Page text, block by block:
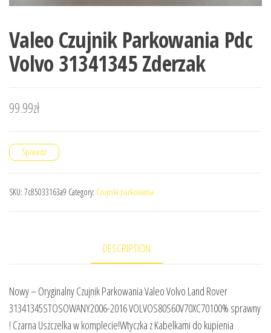
Valeo Czujnik Parkowania Pdc
Volvo 31341345 Zderzak
99.99zł
Sprawdź
SKU: 7c85033163a9 Category: Czujniki parkowania
DESCRIPTION
Nowy – Oryginalny Czujnik Parkowania Valeo Volvo Land Rover
31341345STOSOWANY2006-2016 VOLVOS80S60V70XC70100% sprawny
! Czarna Uszczelka w komplecie!Wtyczka z Kabelkami do kupienia